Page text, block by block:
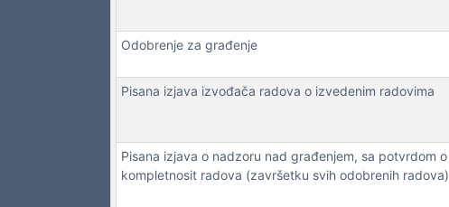
Odobrenje za građenje
Pisana izjava izvođača radova o izvedenim radovima
Pisana izjava o nadzoru nad građenjem, sa potvrdom o
kompletnosit radova (završetku svih odobrenih radova)